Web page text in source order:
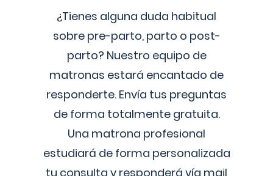
¿Tienes alguna duda habitual
sobre pre-parto, parto o post-
parto? Nuestro equipo de
matronas estará encantado de
responderte. Envía tus preguntas
de forma totalmente gratuita.
Una matrona profesional
estudiará de forma personalizada
tu consulta y responderá vía mail